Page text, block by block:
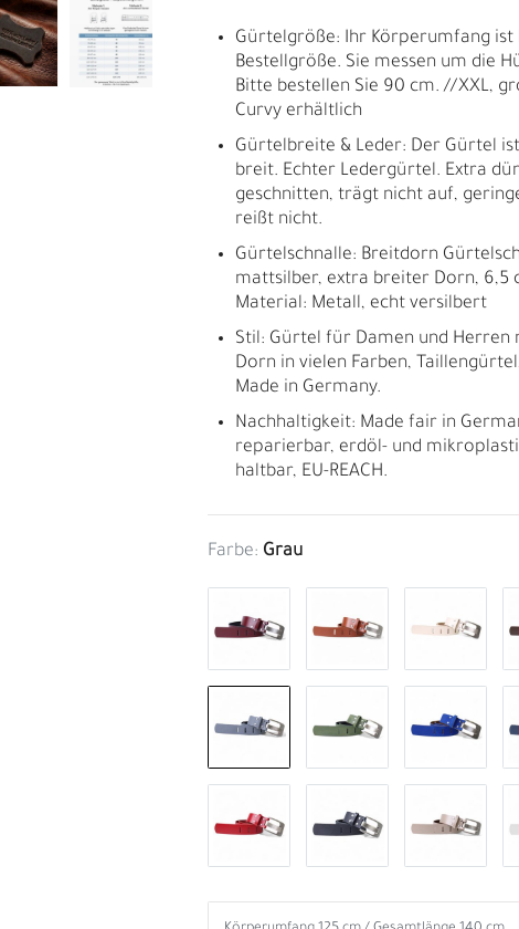
Gürtelgröße: Ihr Körperumfang ist
Bestellgröße. Sie messen um die
Bitte bestellen Sie 90 cm. //XXL,
Curvy erhältlich
Gürtelbreite & Leder: Der Gürtel
breit. Echter Ledergürtel. Extra
geschnitten, trägt nicht auf,
reißt nicht.
Gürtelschnalle: Breitdorn
mattsilber, extra breiter Dorn, 6,5
Material: Metall, echt versilbert
Stil: Gürtel für Damen und Herren
Dorn in vielen Farben,
Made in Germany.
Nachhaltigkeit: Made fair in
reparierbar, erdöl- und
haltbar, EU-REACH.
Farbe: Grau